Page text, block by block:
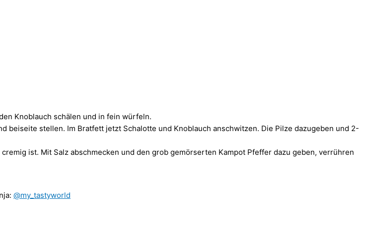
Knoblauch schälen und in fein würfeln.
beiseite stellen. Im Bratfett jetzt Schalotte und Knoblauch anschwitzen. Die Pilze dazugeben und 2-
ist. Mit Salz abschmecken und den grob gemörserten Kampot Pfeffer dazu geben, verrühren
@my_tastyworld